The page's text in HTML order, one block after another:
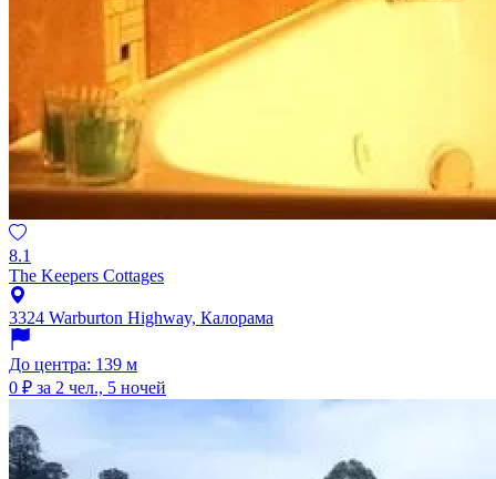
8.1
The Keepers Cottages
3324 Warburton Highway, Калорама
До центра: 139 м
0 ₽ за 2 чел., 5 ночей